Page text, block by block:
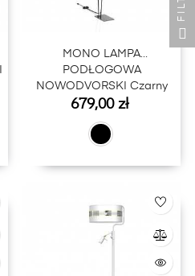
MONO LAMPA
PODŁOGOWA
NOWODVORSKI Czarny
Cena
679,00 zł